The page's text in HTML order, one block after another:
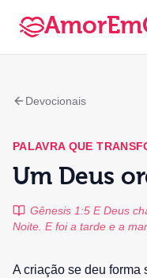
Devocionais
PALAVRA QUE
Um Deus
Gênesis 1:5 E Deus
Noite. E foi a tarde e a
A criação se deu forma